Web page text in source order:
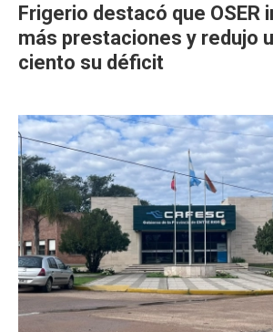
Frigerio destacó que OSER
más prestaciones y redujo
ciento su déficit